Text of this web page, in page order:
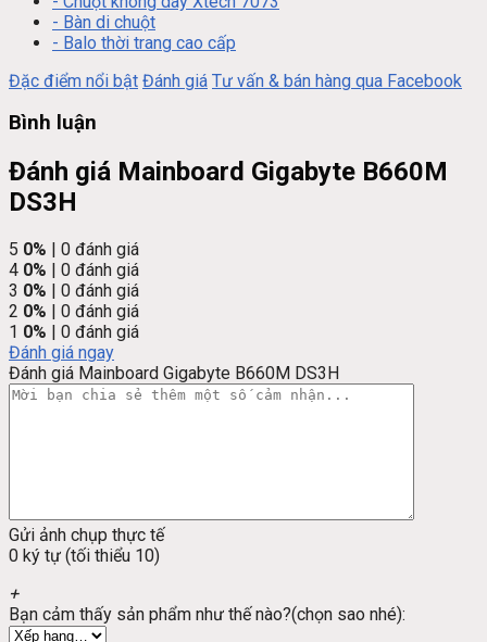
- Bàn di chuột
- Balo thời trang cao cấp
Đặc điểm nổi bật Đánh giá Tư vấn & bán hàng qua Facebook
Bình luận
Đánh giá Mainboard Gigabyte B660M
DS3H
5 0% | 0 đánh giá
4 0% | 0 đánh giá
3 0% | 0 đánh giá
2 0% | 0 đánh giá
1 0% | 0 đánh giá
Đánh giá ngay
Đánh giá Mainboard Gigabyte B660M DS3H
Gửi ảnh chụp thực tế
0 ký tự (tối thiểu 10)
+
Bạn cảm thấy sản phẩm như thế nào?(chọn sao nhé):